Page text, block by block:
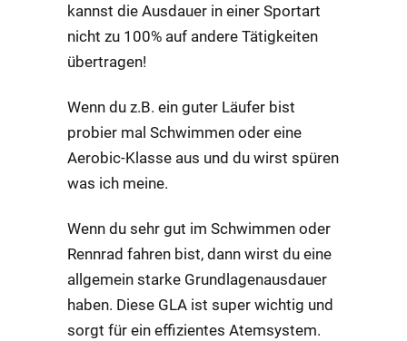
kannst die Ausdauer in einer Sportart
nicht zu 100% auf andere Tätigkeiten
übertragen!
Wenn du z.B. ein guter Läufer bist
probier mal Schwimmen oder eine
Aerobic-Klasse aus und du wirst spüren
was ich meine.
Wenn du sehr gut im Schwimmen oder
Rennrad fahren bist, dann wirst du eine
allgemein starke Grundlagenausdauer
haben. Diese GLA ist super wichtig und
sorgt für ein effizientes Atemsystem.